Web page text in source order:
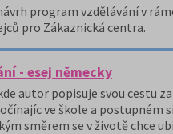
program vzdělávání v
pro Zákaznická centra.
- esej německy
autor popisuje svou cestu za
ve škole a postupném si
směrem se v životě chce